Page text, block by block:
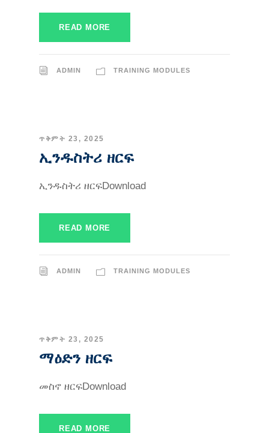
READ MORE
ADMIN TRAINING MODULES
ጥቅምት 23, 2025
ኢንዱስትሪ ዘርፍ
ኢንዱስትሪ ዘርፍDownload
READ MORE
ADMIN TRAINING MODULES
ጥቅምት 23, 2025
ማዕድን ዘርፍ
መስኖ ዘርፍDownload
READ MORE